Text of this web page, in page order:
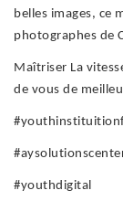
belles images, ce
photographes de
Maîtriser La
de vous de
#youthdigital